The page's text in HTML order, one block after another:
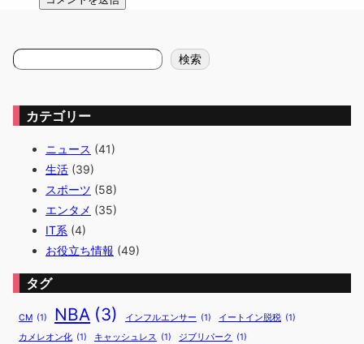
検
索
検索
カテゴリー
ニュース (41)
生活 (39)
スポーツ (58)
エンタメ (35)
IT系 (4)
お役立ち情報 (49)
タグ
CM (1) NBA (3) インフルエンサー (1) イートイン脱税 (1)
カメレオン化 (1) キャッシュレス (1) ジブリパーク (1)